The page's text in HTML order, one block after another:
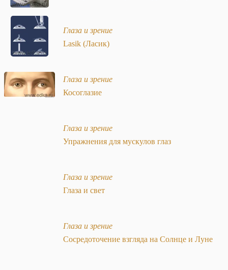
Глаза и зрение
Lasik (Ласик)
Глаза и зрение
Косоглазие
Глаза и зрение
Упражнения для мускулов глаз
Глаза и зрение
Глаза и свет
Глаза и зрение
Сосредоточение взгляда на Солнце и Луне